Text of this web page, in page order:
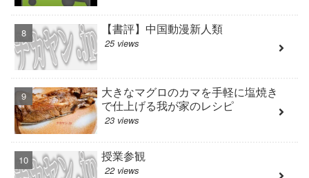
【書評】中国動漫新人類
25 views
大きなマグロのカマを手軽に塩焼き
で仕上げる我が家のレシピ
23 views
授業参観
22 views